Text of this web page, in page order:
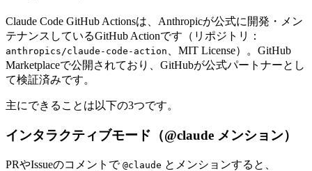
Claude Code GitHub Actionsは、Anthropicが公式に開発・メン
テナンスしているGitHub Actionです（リポジトリ：
anthropics/claude-code-action 、MIT License）。GitHub
Marketplaceで公開されており、GitHubが公式パートナーとし
て検証済みです。
主にできることは以下の3つです。
インタラクティブモード（@claude メンション）
PRやIssueのコメントで @claude とメンションすると、